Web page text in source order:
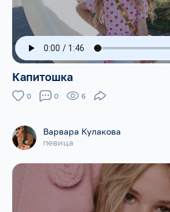
Капитошка
0 0 6
Варвара Кулакова
певица